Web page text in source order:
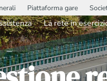
Piattaforma gare
La rete in